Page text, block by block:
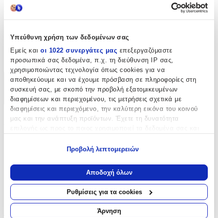
Υπεύθυνη χρήση των δεδομένων σας
Εμείς και οι 1022 συνεργάτες μας επεξεργαζόμαστε
προσωπικά σας δεδομένα, π.χ. τη διεύθυνση IP σας,
χρησιμοποιώντας τεχνολογία όπως cookies για να
αποθηκεύουμε και να έχουμε πρόσβαση σε πληροφορίες στη
συσκευή σας, με σκοπό την προβολή εξατομικευμένων
διαφημίσεων και περιεχομένου, τις μετρήσεις σχετικά με
διαφημίσεις και περιεχόμενο, την καλύτερη εικόνα του κοινού
μας και την ανάπτυξη προϊόντων. Έχετε τη δυνατότητα
Να συλλέξουμε πληροφορίες σχετικά με τη γεωγραφική
σας τοποθεσία, οι οποίες μπορεί να είναι ακριβείς σε
απόσταση μερικών μέτρων
Να αναγνωρίσουμε τη συσκευή σας σαρώνοντας ενεργά
για συγκεκριμένα χαρακτηριστικά (δακτυλικό αποτύπωμα)
Προβολή λεπτομερειών
Αποδοχή όλων
Ρυθμίσεις για τα cookies
Άρνηση
Κατασκευαστής
Είδος:
Υφασμάτινα Σήματα
Χαρακτηριστικά
+
Χαρακτηριστικά
Υφασμάτινα Σήματα